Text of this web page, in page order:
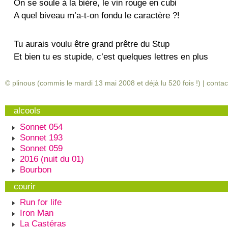
On se soule à la bière, le vin rouge en cubi
A quel biveau m’a-t-on fondu le caractère ?!
Tu aurais voulu être grand prêtre du Stup
Et bien tu es stupide, c’est quelques lettres en plus
© plinous (commis le mardi 13 mai 2008 et déjà lu 520 fois !) |
alcools
Sonnet 054
Sonnet 193
Sonnet 059
2016 (nuit du 01)
Bourbon
courir
Run for life
Iron Man
La Castéras